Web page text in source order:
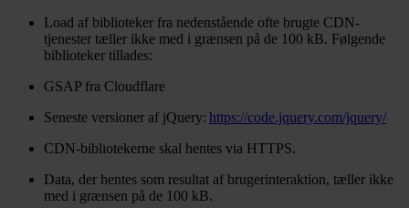
Load af biblioteker fra nedenstående ofte brugte CDN-
tjenester tæller ikke med i grænsen på de 100 kB. Følgende
biblioteker tillades:
GSAP fra Cloudflare
Seneste versioner af jQuery: https://code.jquery.com/jquery/
CDN-bibliotekerne skal hentes via HTTPS.
Data, der hentes som resultat af brugerinteraktion, tæller ikke
med i grænsen på de 100 kB.